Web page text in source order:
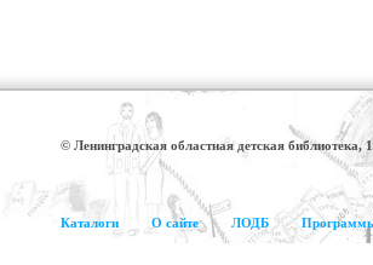
© Ленинградская областная детская библиотека,
Каталоги О сайте ЛОДБ